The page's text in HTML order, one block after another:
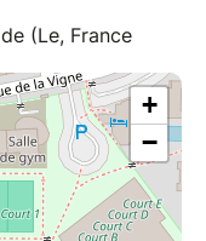
(Le, France
+
−